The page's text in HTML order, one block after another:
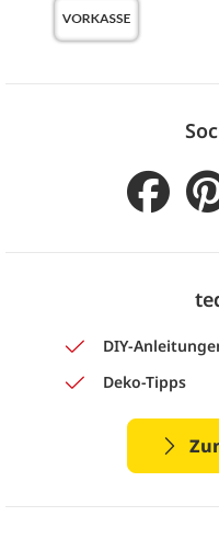
DIY-
Deko-Tipps